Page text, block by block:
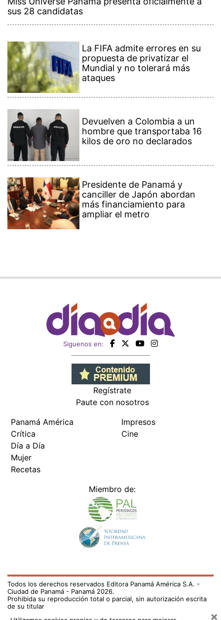
sus 28 candidatas
La FIFA admite errores en su
propuesta de privatizar el
Mundial y no tolerará más
ataques
Devuelven a Colombia a un
hombre que transportaba 16
kilos de oro no declarados
Presidente de Panamá y
canciller de Japón abordan
más financiamiento para
ampliar el metro
Siguenos en:
Regístrate
Paute con nosotros
Panamá América
Crítica
Día a Día
Mujer
Recetas
Impresos
Cine
Miembro de:
Todos los derechos reservados Editora Panamá América S.A. -
Ciudad de Panamá - Panamá 2026.
Prohibida su reproducción total o parcial, sin autorización escrita
de su titular
×